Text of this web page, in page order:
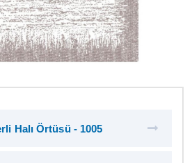
Halı Örtüsü - 1005